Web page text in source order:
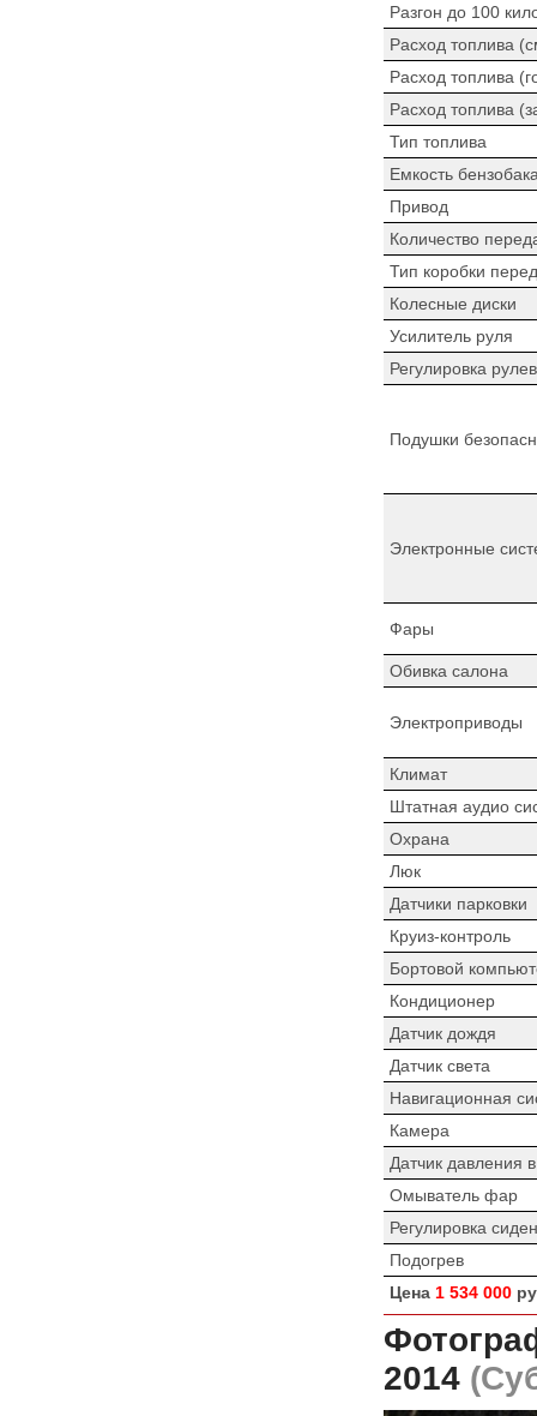
Разгон до 100
Расход топлива
Расход топлива
Расход топлива
Тип топлива
Емкость
Привод
Количество
Тип коробки
Колесные диски
Усилитель руля
Регулировка
Подушки
Электронные
Фары
Обивка салона
Электроприводы
Климат
Штатная аудио
Охрана
Люк
Датчики парковки
Круиз-контроль
Бортовой
Кондиционер
Датчик дождя
Датчик света
Навигационная
Камера
Датчик давления
Омыватель фар
Регулировка
Подогрев
Цена 1 534 000
2014